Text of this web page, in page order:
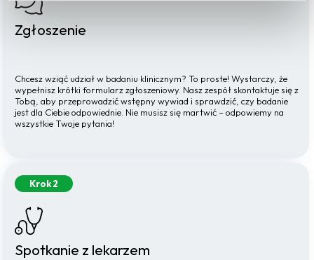
Zgłoszenie
Chcesz wziąć udział w badaniu klinicznym? To proste! Wystarczy, że
wypełnisz krótki formularz zgłoszeniowy. Nasz zespół skontaktuje się z
Tobą, aby przeprowadzić wstępny wywiad i sprawdzić, czy badanie
jest dla Ciebie odpowiednie. Nie musisz się martwić – odpowiemy na
wszystkie Twoje pytania!
Krok 2
Spotkanie z lekarzem